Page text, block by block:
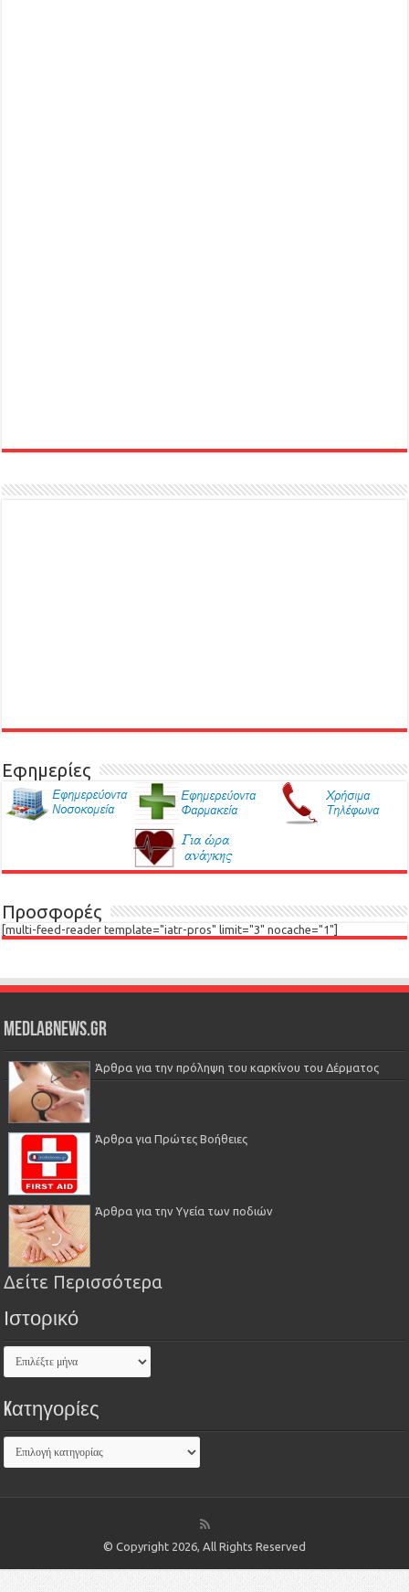
Εφημερίες
Προσφορές
[multi-feed-reader template="iatr-pros" limit="3" nocache="1"]
Medlabnews.gr
Άρθρα για την πρόληψη του καρκίνου του Δέρματος
Άρθρα για Πρώτες Βοήθειες
Άρθρα για την Υγεία των ποδιών
Δείτε Περισσότερα
Ιστορικό
Kατηγορίες
© Copyright 2026, All Rights Reserved